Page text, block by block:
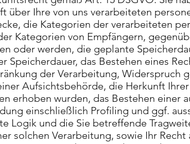
über Ihre von uns verarbeiteten
die Kategorien der verarbeiteten
Kategorien von Empfängern,
oder werden, die geplante
Speicherdauer, das Bestehen eines
der Verarbeitung, Widerspruch
Aufsichtsbehörde, die Herkunft
erhoben wurden, das Bestehen einer
einschließlich Profiling und ggf.
Logik und die Sie betreffende
solchen Verarbeitung, sowie Ihr